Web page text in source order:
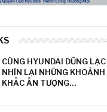
CÙNG HYUNDAI DŨNG LẠC
NHÌN LẠI NHỮNG KHOẢNH
KHẮC ẤN TƯỢNG…